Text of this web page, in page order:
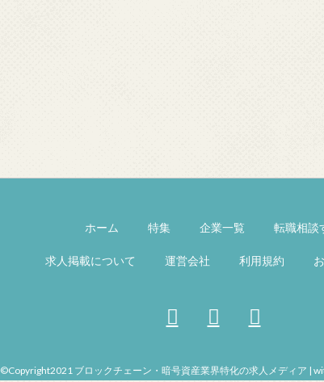
ホーム 特集 企業一覧 転職相談
求人掲載について 運営会社 利用規約
©Copyright2021 ブロックチェーン・暗号資産業界特化の求人メディア |